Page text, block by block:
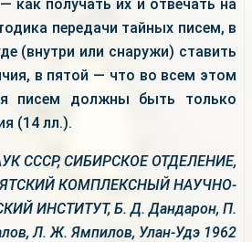
как получать их и отвечать на
передачи тайных писем, в
(внутри или снаружи) ставить
в пятой — что во всем этом
писем должны быть только
(14 лл.).
СССР, СИБИРСКОЕ ОТДЕЛЕНИЕ,
КОМПЛЕКСНЫЙ НАУЧНО-
ИНСТИТУТ, Б. Д. Дандарон, П.
Л. Ж. Ямпилов, Улан-Удэ 1962